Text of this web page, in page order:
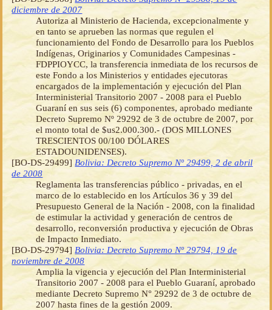
diciembre de 2007
Autoriza al Ministerio de Hacienda, excepcionalmente y
en tanto se aprueben las normas que regulen el
funcionamiento del Fondo de Desarrollo para los Pueblos
Indígenas, Originarios y Comunidades Campesinas -
FDPPIOYCC, la transferencia inmediata de los recursos de
este Fondo a los Ministerios y entidades ejecutoras
encargados de la implementación y ejecución del Plan
Interministerial Transitorio 2007 - 2008 para el Pueblo
Guaraní en sus seis (6) componentes, aprobado mediante
Decreto Supremo Nº 29292 de 3 de octubre de 2007, por
el monto total de $us2.000.300.- (DOS MILLONES
TRESCIENTOS 00/100 DÓLARES
ESTADOUNIDENSES).
[BO-DS-29499] Bolivia: Decreto Supremo Nº 29499, 2 de abril
de 2008
Reglamenta las transferencias público - privadas, en el
marco de lo establecido en los Artículos 36 y 39 del
Presupuesto General de la Nación - 2008, con la finalidad
de estimular la actividad y generación de centros de
desarrollo, reconversión productiva y ejecución de Obras
de Impacto Inmediato.
[BO-DS-29794] Bolivia: Decreto Supremo Nº 29794, 19 de
noviembre de 2008
Amplia la vigencia y ejecución del Plan Interministerial
Transitorio 2007 - 2008 para el Pueblo Guaraní, aprobado
mediante Decreto Supremo N° 29292 de 3 de octubre de
2007 hasta fines de la gestión 2009.